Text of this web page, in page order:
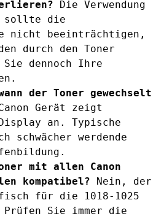
Die Verwendung
sollte die
nicht beeinträchtigen,
durch den Toner
dennoch Ihre
der Toner gewechselt
Gerät zeigt
Display an. Typische
schwächer werdende
mit allen Canon
kompatibel? Nein, der
für die 1018-1025
Sie immer die